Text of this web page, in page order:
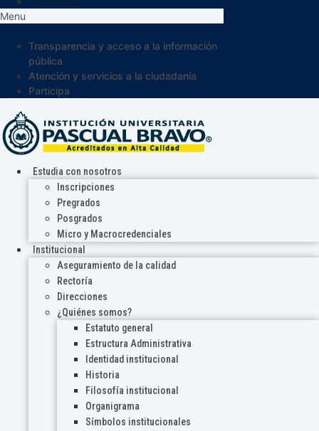
Menu
Transparencia y acceso a la información
pública
Atención y servicios a la ciudadanía
Participa
Estudia con nosotros
Inscripciones
Pregrados
Posgrados
Micro y Macrocredenciales
Institucional
Aseguramiento de la calidad
Rectoría
Direcciones
¿Quiénes somos?
Estatuto general
Estructura Administrativa
Identidad institucional
Historia
Filosofía institucional
Organigrama
Símbolos institucionales